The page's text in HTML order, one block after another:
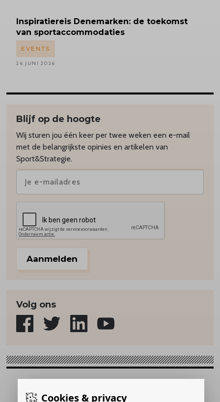
Cookies & privacy
Inspiratiereis Denemarken: de toekomst
van sportaccommodaties
EVENTS
26 JUNI 2026
Blijf op de hoogte
Wij sturen jou één keer per twee weken een e-mail
met de belangrijkste opinies en artikelen van
Sport&Strategie.
Aanmelden
Volg ons